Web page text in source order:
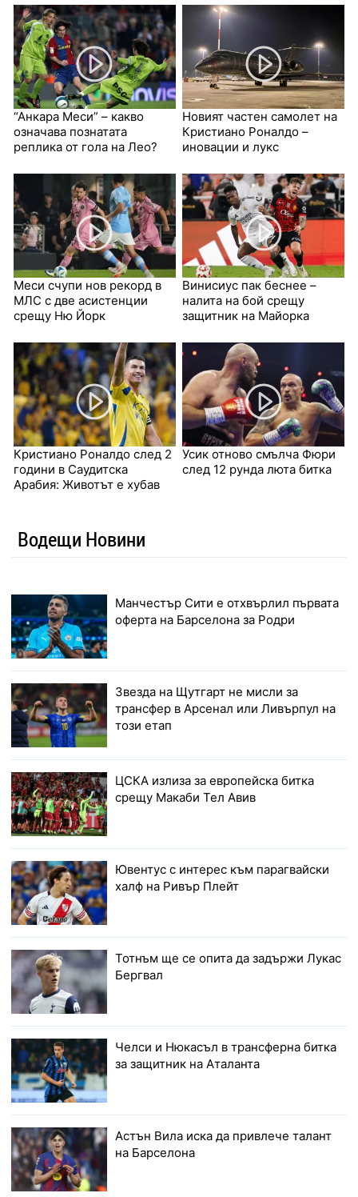
“Анкара Меси” – какво
означава познатата
реплика от гола на Лео?
Новият частен самолет на
Кристиано Роналдо –
иновации и лукс
Меси счупи нов рекорд в
МЛС с две асистенции
срещу Ню Йорк
Винисиус пак беснее –
налита на бой срещу
защитник на Майорка
Кристиано Роналдо след 2
години в Саудитска
Арабия: Животът е хубав
Усик отново смълча Фюри
след 12 рунда люта битка
Водещи Новини
Манчестър Сити е отхвърлил първата
оферта на Барселона за Родри
Звезда на Щутгарт не мисли за
трансфер в Арсенал или Ливърпул на
този етап
ЦСКА излиза за европейска битка
срещу Макаби Тел Авив
Ювентус с интерес към парагвайски
халф на Ривър Плейт
Тотнъм ще се опита да задържи Лукас
Бергвал
Челси и Нюкасъл в трансферна битка
за защитник на Аталанта
Астън Вила иска да привлече талант
на Барселона